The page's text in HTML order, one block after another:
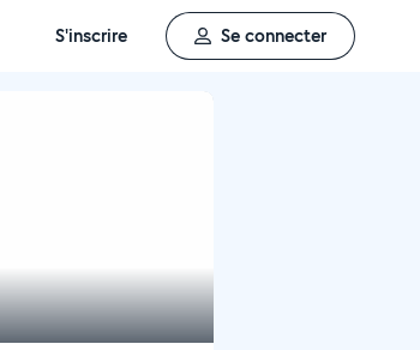
S'inscrire Se connecter